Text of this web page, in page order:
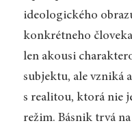
ideologického
konkrétneho
len akousi
subjektu, ale vzniká
s realitou, ktorá nie
režim. Básnik trvá